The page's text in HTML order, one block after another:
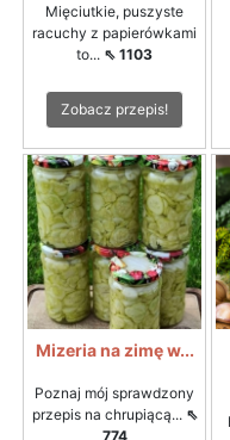
Mięciutkie, puszyste
racuchy z papierówkami
to... ⇖ 1103
Zobacz przepis!
Mizeria na zimę w...
Poznaj mój sprawdzony
przepis na chrupiącą... ⇖
774